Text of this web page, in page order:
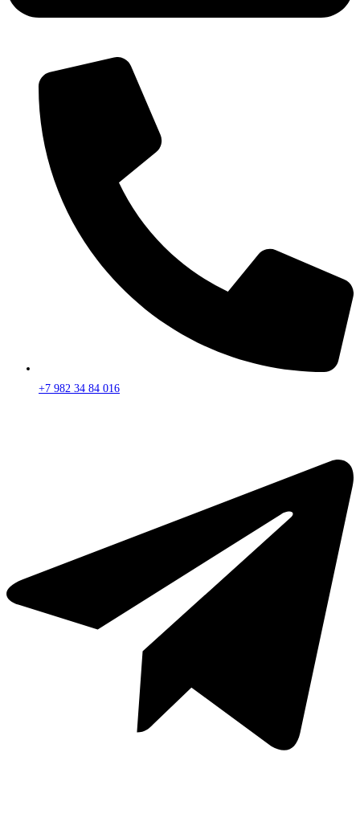
+7 982 34 84 016